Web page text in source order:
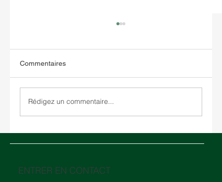
Commentaires
Rédigez un commentaire...
ENTRER EN CONTACT